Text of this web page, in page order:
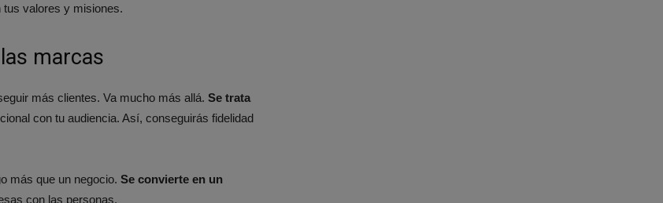
tus valores y misiones.
marcas
más clientes. Va mucho más allá. Se trata
con tu audiencia. Así, conseguirás fidelidad
más que un negocio. Se convierte en un
con las personas.